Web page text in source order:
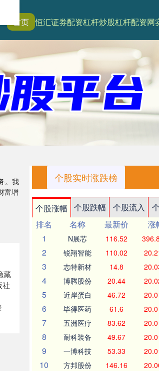
首页 恒汇证券配资杠杆炒股杠杆配资网
。我
富增
藏
社
个股实时涨跌榜
个股涨幅 个股跌幅 个股流入
排名
名称 最新价 涨
1
N展芯 116.52
2 锐翔智能 110.02
3 志特新材 14.8
4 博腾股份 20.44
5 近岸蛋白 46.72
6 毕得医药 61.6
7 五洲医疗 83.62
8 耐科装备 49.67
9 一博科技 53.33
10 方邦股份 146.16